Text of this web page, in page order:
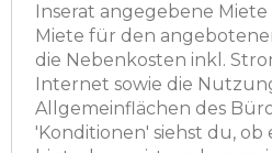
Inserat angegebene Miete
Miete für den
die Nebenkosten inkl.
Internet sowie die
Allgemeinflächen des
'Konditionen' siehst du, ob